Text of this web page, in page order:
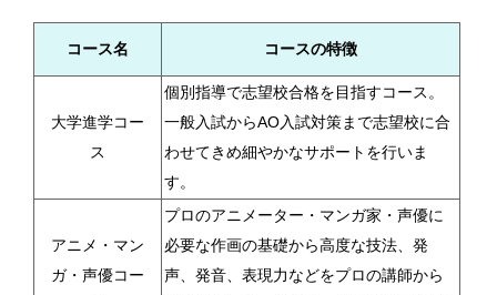
コース名 コースの特徴
大学進学コー
ス
個別指導で志望校合格を目指すコース。
一般入試からAO入試対策まで志望校に合
わせてきめ細やかなサポートを行いま
す。
アニメ・マン
ガ・声優コー
プロのアニメーター・マンガ家・声優に
必要な作画の基礎から高度な技法、発
声、発音、表現力などをプロの講師から